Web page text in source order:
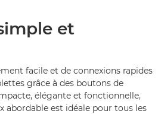
et
facile et de connexions rapides
grâce à des boutons de
élégante et fonctionnelle,
est idéale pour tous les